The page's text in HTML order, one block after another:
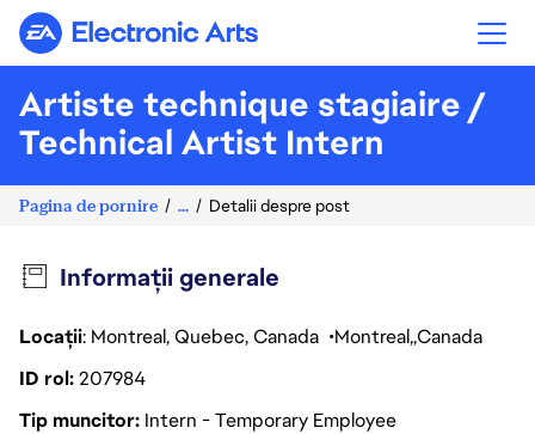
Electronic Arts
Artiste technique stagiaire /
Technical Artist Intern
Pagina de pornire ... Detalii despre post
Informații generale
Locații: Montreal, Quebec, Canada Montreal Canada
ID rol207984
Tip muncitor Intern - Temporary Employee